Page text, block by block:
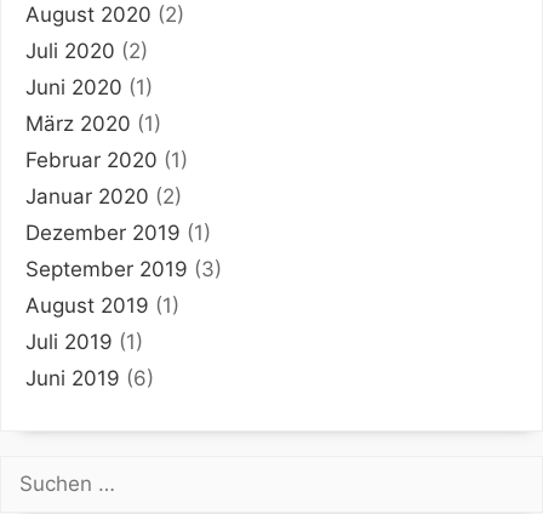
August 2020 (2)
Juli 2020 (2)
Juni 2020 (1)
März 2020 (1)
Februar 2020 (1)
Januar 2020 (2)
Dezember 2019 (1)
September 2019 (3)
August 2019 (1)
Juli 2019 (1)
Juni 2019 (6)
Suchen
nach: